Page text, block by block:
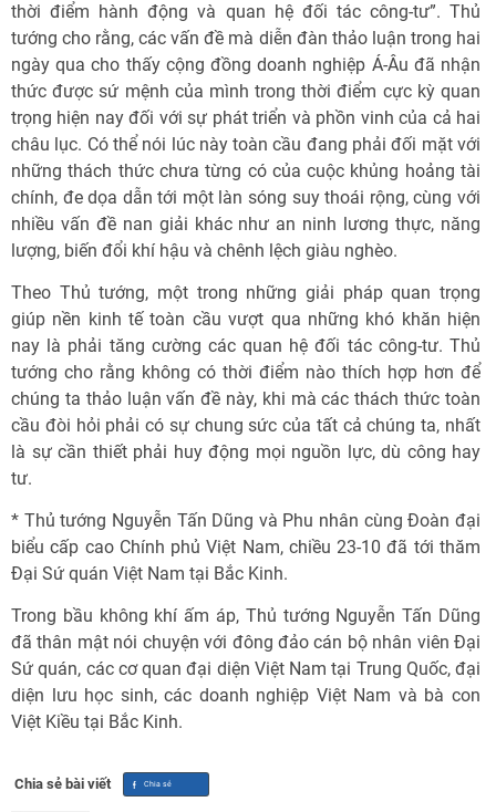
thời điểm hành động và quan hệ đối tác công-tư”. Thủ
tướng cho rằng, các vấn đề mà diễn đàn thảo luận trong hai
ngày qua cho thấy cộng đồng doanh nghiệp Á-Âu đã nhận
thức được sứ mệnh của mình trong thời điểm cực kỳ quan
trọng hiện nay đối với sự phát triển và phồn vinh của cả hai
châu lục. Có thể nói lúc này toàn cầu đang phải đối mặt với
những thách thức chưa từng có của cuộc khủng hoảng tài
chính, đe dọa dẫn tới một làn sóng suy thoái rộng, cùng với
nhiều vấn đề nan giải khác như an ninh lương thực, năng
lượng, biến đổi khí hậu và chênh lệch giàu nghèo.
Theo Thủ tướng, một trong những giải pháp quan trọng
giúp nền kinh tế toàn cầu vượt qua những khó khăn hiện
nay là phải tăng cường các quan hệ đối tác công-tư. Thủ
tướng cho rằng không có thời điểm nào thích hợp hơn để
chúng ta thảo luận vấn đề này, khi mà các thách thức toàn
cầu đòi hỏi phải có sự chung sức của tất cả chúng ta, nhất
là sự cần thiết phải huy động mọi nguồn lực, dù công hay
tư.
* Thủ tướng Nguyễn Tấn Dũng và Phu nhân cùng Đoàn đại
biểu cấp cao Chính phủ Việt Nam, chiều 23-10 đã tới thăm
Đại Sứ quán Việt Nam tại Bắc Kinh.
Trong bầu không khí ấm áp, Thủ tướng Nguyễn Tấn Dũng
đã thân mật nói chuyện với đông đảo cán bộ nhân viên Đại
Sứ quán, các cơ quan đại diện Việt Nam tại Trung Quốc, đại
diện lưu học sinh, các doanh nghiệp Việt Nam và bà con
Việt Kiều tại Bắc Kinh.
Chia sẻ bài viết